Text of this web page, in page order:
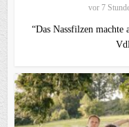
vor 7
“Das Nassfilzen